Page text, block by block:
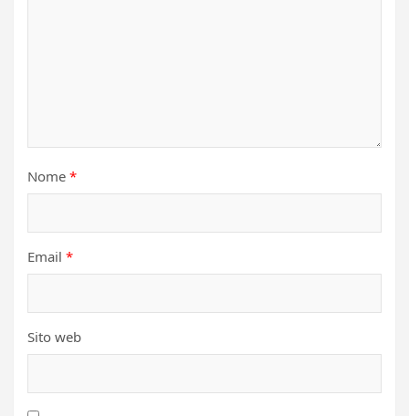
Nome *
Email *
Sito web